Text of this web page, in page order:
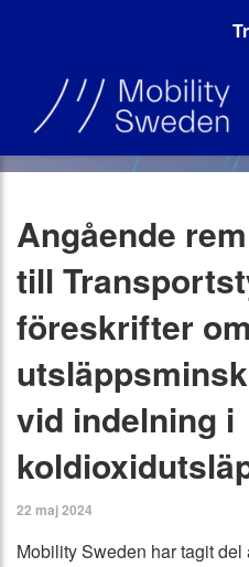
Angående
till
föreskrifter
vid indelning i
22 maj 2024
Mobility Sweden har tagit